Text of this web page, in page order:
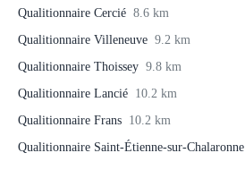
Qualitionnaire Cercié 8.6 km
Qualitionnaire Villeneuve 9.2 km
Qualitionnaire Thoissey 9.8 km
Qualitionnaire Lancié 10.2 km
Qualitionnaire Frans 10.2 km
Qualitionnaire Saint-Étienne-sur-Chalaronne